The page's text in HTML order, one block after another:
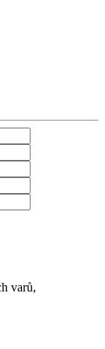
varů,